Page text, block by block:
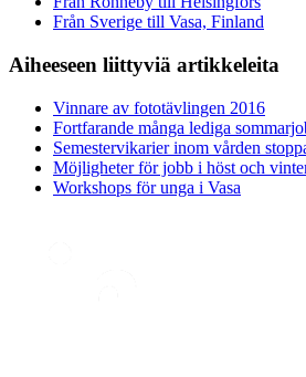
Från Sverige till Vasa, Finland
Aiheeseen liittyviä artikkeleita
Vinnare av fototävlingen 2016
Fortfarande många lediga
Semestervikarier inom vården
Möjligheter för jobb i höst och
Workshops för unga i Vasa